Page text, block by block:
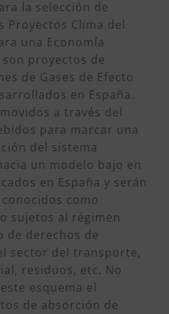
la selección de
Proyectos Clima del
una Economía
son proyectos de
de Gases de Efecto
en España.
a través del
para marcar una
del sistema
un modelo bajo en
en España y serán
como
sujetos al régimen
de derechos de
sector del transporte,
residuos, etc. No
esquema el
de absorción de